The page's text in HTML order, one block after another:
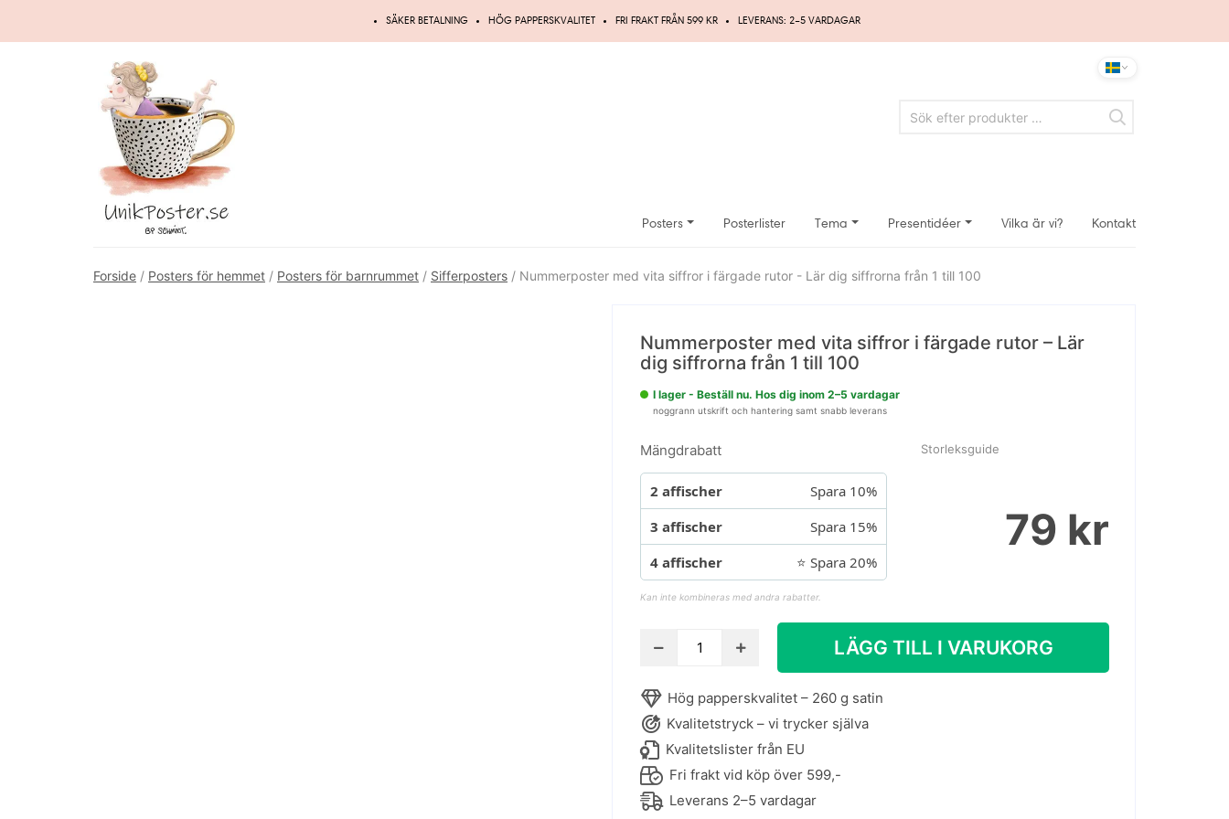
SÄKER BETALNING HÖG PAPPERSKVALITET FRI FRAKT FRÅN 599 KR LEVERANS: 2–5 VARDAGAR
Posters Posterlister Tema Presentidéer Vilka är vi? Kontakt
Forside / Posters för hemmet / Posters för barnrummet / Sifferposters / Nummerposter med vita siffror i färgade rutor - Lär dig siffrorna från 1 till 100
Nummerposter med vita siffror i färgade rutor – Lär
dig siffrorna från 1 till 100
I lager - Beställ nu. Hos dig inom 2–5 vardagar
noggrann utskrift och hantering samt snabb leverans
Storleksguide
Mängdrabatt
2 affischer
Spara 10%
3 affischer
Spara 15%
4 affischer
⭐ Spara 20%
Kan inte kombineras med andra rabatter.
79 kr
Nummerposter
siffror
i
färgade
rutor
LÄGG TILL I VARUKORG
Hög papperskvalitet – 260 g satin
Kvalitetstryck – vi trycker själva
Kvalitetslister från EU
Fri frakt vid köp över 599,-
Leverans 2–5 vardagar